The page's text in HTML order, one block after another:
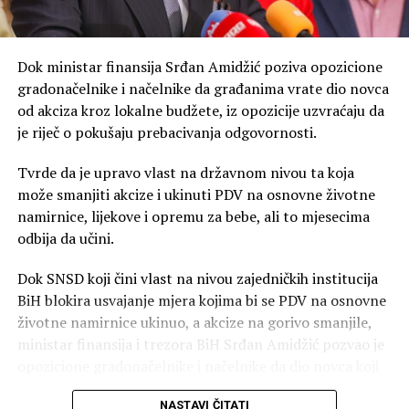
287 litara – naveo je Duško Vujović, rukovodilac sektora
za upravljanje proizvodnjom i vodama ZP
Trenutni dotoci su minorni u odnosu na potrošnju. Kota
hidroakumulacije “Bileća” je niža jedanaest metara u
odnosu na plan.
– Ona može da radio još 30, 40 dana, imamo remont
Hidroelektrana na Trebišnjici, koji će trajati preko
mjesec dana, crpimo naše kapacitete, vjerujem da će u
oktobru krenuti drugačije – kaže Petrović, navodi
Tada se očekuje povratak Termoelektrane Ugljevik u
proizuvodnju. Iznenađenja sa sušom neće biti –
procjenjuje se da će potrajato do kraja septembra, pa je
kupovana.
Dok ministar finansija Srđan Amidžić poziva opozicione
gradonačelnike i načelnike da građanima vrate dio novca
od akciza kroz lokalne budžete, iz opozicije uzvraćaju da
je riječ o pokušaju prebacivanja odgovornosti.
Tvrde da je upravo vlast na državnom nivou ta koja
može smanjiti akcize i ukinuti PDV na osnovne životne
namirnice, lijekove i opremu za bebe, ali to mjesecima
odbija da učini.
Dok SNSD koji čini vlast na nivou zajedničkih institucija
BiH blokira usvajanje mjera kojima bi se PDV na osnovne
životne namirnice ukinuo, a akcize na gorivo smanjile,
ministar finansija i trezora BiH Srđan Amidžić pozvao je
njihove lokalne zajednice dobijaju od raspodjele prihoda
NASTAVI ČITATI